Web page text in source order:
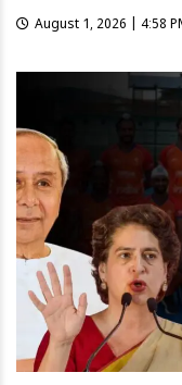
August 1, 2026 | 4:58